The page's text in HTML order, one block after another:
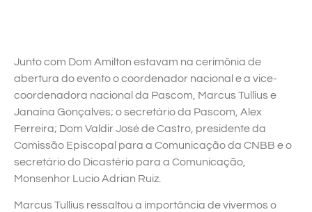
Junto com Dom Amilton estavam na cerimônia de
abertura do evento o coordenador nacional e a vice-
coordenadora nacional da Pascom, Marcus Tullius e
Janaína Gonçalves; o secretário da Pascom, Alex
Ferreira; Dom Valdir José de Castro, presidente da
Comissão Episcopal para a Comunicação da CNBB e o
secretário do Dicastério para a Comunicação,
Monsenhor Lucio Adrian Ruiz.
Marcus Tullius ressaltou a importância de vivermos o